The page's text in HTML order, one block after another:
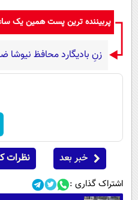
پربیننده ترین پست همین یک
زنِ بادیگارد محافظ
خبر بعد نظرات
اشتراک گذاری :